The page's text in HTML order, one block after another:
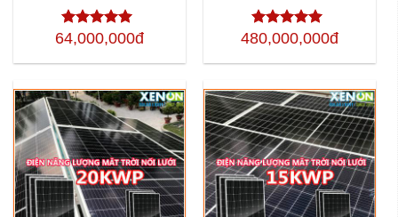
Được xếp
5 sao
64,000,000đ
Được xếp
sao
480,000,000đ